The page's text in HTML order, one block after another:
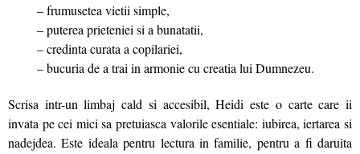
– frumusetea vietii simple,
– puterea prieteniei si a bunatatii,
– credinta curata a copilariei,
– bucuria de a trai in armonie cu creatia lui Dumnezeu.
Scrisa intr-un limbaj cald si accesibil, Heidi este o carte care ii
invata pe cei mici sa pretuiasca valorile esentiale: iubirea, iertarea si
nadejdea. Este ideala pentru lectura in familie, pentru a fi daruita